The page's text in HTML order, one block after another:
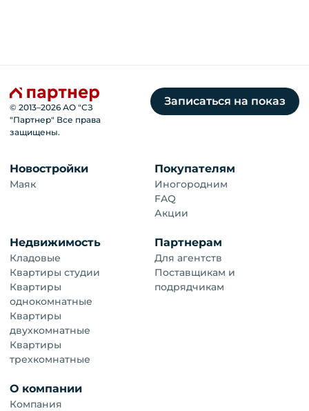
© 2013–2026 АО "СЗ
"Партнер" Все права
защищены.
Записаться на показ
Новостройки
Маяк
Покупателям
Иногородним
FAQ
Акции
Недвижимость
Кладовые
Квартиры студии
Квартиры
однокомнатные
Квартиры
двухкомнатные
Квартиры
трехкомнатные
Партнерам
Для агентств
Поставщикам и
подрядчикам
О компании
Компания